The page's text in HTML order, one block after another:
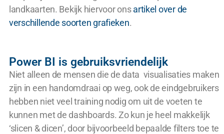
landkaarten. Bekijk hiervoor onsartikel over de
verschillende soorten grafieken.
Power BI is gebruiksvriendelijk
Niet alleen de mensen die de data visualisaties maken
zijn in een handomdraai op weg, ook de eindgebruikers
hebben niet veel training nodig om uit de voeten te
kunnen met de dashboards. Zo kun je heel makkelijk
‘slicen & dicen’, door bijvoorbeeld bepaalde filters toe te